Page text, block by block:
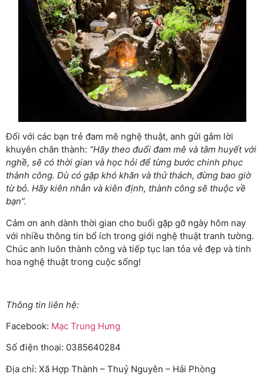
Đối với các bạn trẻ đam mê nghệ thuật, anh gửi gắm lời
khuyên chân thành: “Hãy theo đuổi đam mê và tâm huyết với
nghề, sẽ có thời gian và học hỏi để từng bước chinh phục
thành công. Dù có gặp khó khăn và thử thách, đừng bao giờ
từ bỏ. Hãy kiên nhẫn và kiên định, thành công sẽ thuộc về
bạn”.
Cảm ơn anh dành thời gian cho buổi gặp gỡ ngày hôm nay
với nhiều thông tin bổ ích trong giới nghệ thuật tranh tường.
Chúc anh luôn thành công và tiếp tục lan tỏa vẻ đẹp và tinh
hoa nghệ thuật trong cuộc sống!
Thông tin liên hệ:
Facebook: Mạc Trung Hưng
Số điện thoại: 0385640284
Địa chỉ: Xã Hợp Thành – Thuỷ Nguyên – Hải Phòng